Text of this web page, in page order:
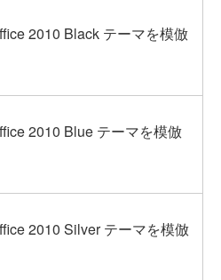
2010 Black テーマを模倣
2010 Blue テーマを模倣
2010 Silver テーマを模倣